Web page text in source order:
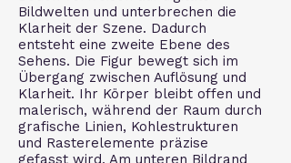
Bildwelten und unterbrechen die
Klarheit der Szene. Dadurch
entsteht eine zweite Ebene des
Sehens. Die Figur bewegt sich im
Übergang zwischen Auflösung und
Klarheit. Ihr Körper bleibt offen und
malerisch, während der Raum durch
grafische Linien, Kohlestrukturen
und Rasterelemente präzise
gefasst wird. Am unteren Bildrand